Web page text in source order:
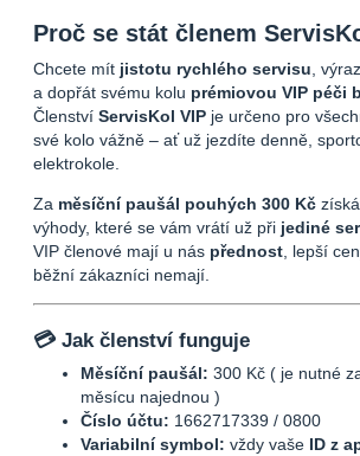
Proč se stát členem
Chcete mít jistotu rychlého servisu,
a dopřát svému kolu prémiovou VIP péči
Členství ServisKol VIP je určeno pro
své kolo vážně – ať už jezdíte denně,
elektrokole.
Za měsíční paušál pouhých 300 Kč
výhody, které se vám vrátí už při jediné
VIP členové mají u nás přednost , lepší
běžní zákazníci nemají.
💳 Jak členství funguje
Měsíční paušál: 300 Kč ( je nutné
měsícu najednou )
Číslo účtu: 1662717339 / 0800
Variabilní symbol: vždy vaše
ID z